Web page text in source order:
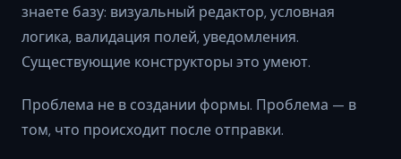
знаете базу: визуальный редактор, условная
логика, валидация полей, уведомления.
Существующие конструкторы это умеют.
Проблема не в создании формы. Проблема — в
том, что происходит после отправки.